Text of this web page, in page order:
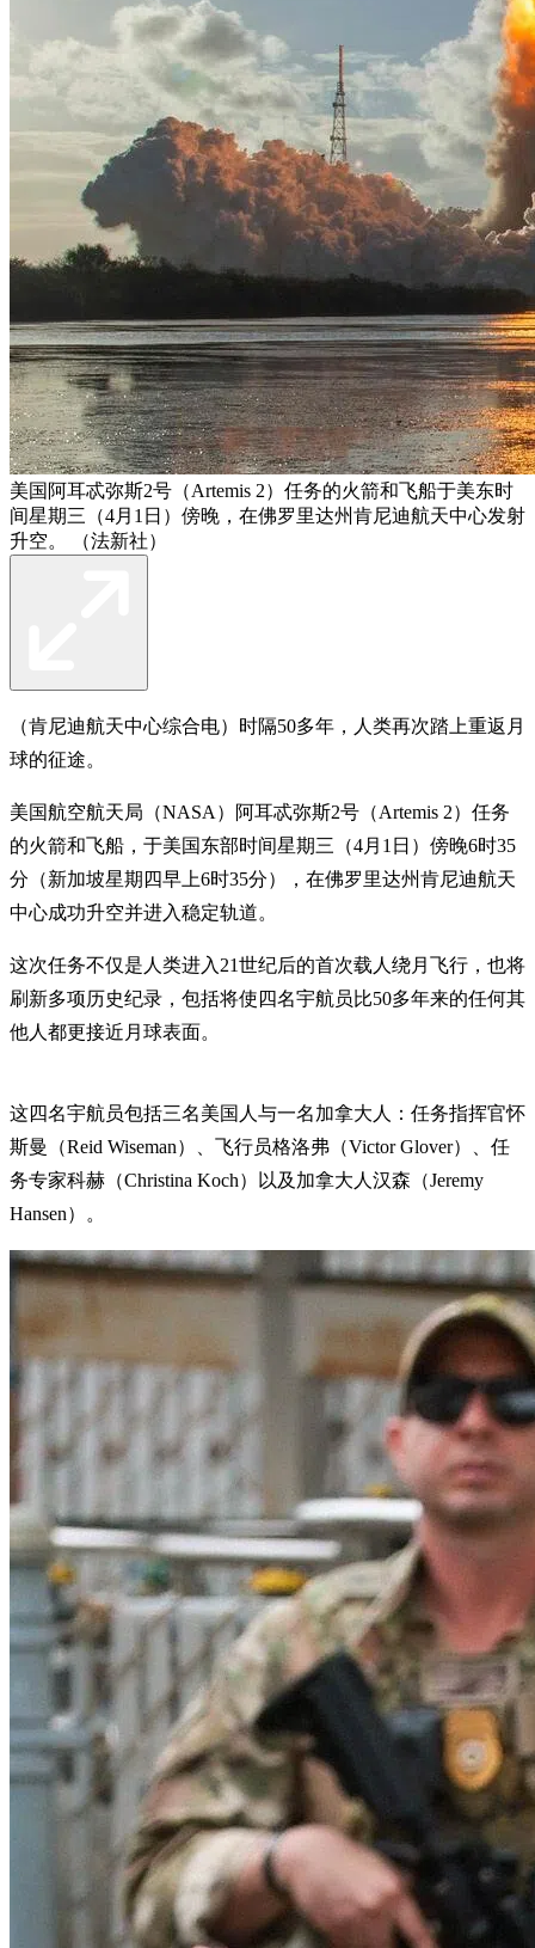
美国阿耳忒弥斯2号（Artemis 2）任务的火箭和飞船于美东时
间星期三（4月1日）傍晚，在佛罗里达州肯尼迪航天中心发射
升空。 （法新社）
（肯尼迪航天中心综合电）时隔50多年，人类再次踏上重返月
球的征途。
美国航空航天局（NASA）阿耳忒弥斯2号（Artemis 2）任务
的火箭和飞船，于美国东部时间星期三（4月1日）傍晚6时35
分（新加坡星期四早上6时35分），在佛罗里达州肯尼迪航天
中心成功升空并进入稳定轨道。
这次任务不仅是人类进入21世纪后的首次载人绕月飞行，也将
刷新多项历史纪录，包括将使四名宇航员比50多年来的任何其
他人都更接近月球表面。
这四名宇航员包括三名美国人与一名加拿大人：任务指挥官怀
斯曼（Reid Wiseman）、飞行员格洛弗（Victor Glover）、任
务专家科赫（Christina Koch）以及加拿大人汉森（Jeremy
Hansen）。